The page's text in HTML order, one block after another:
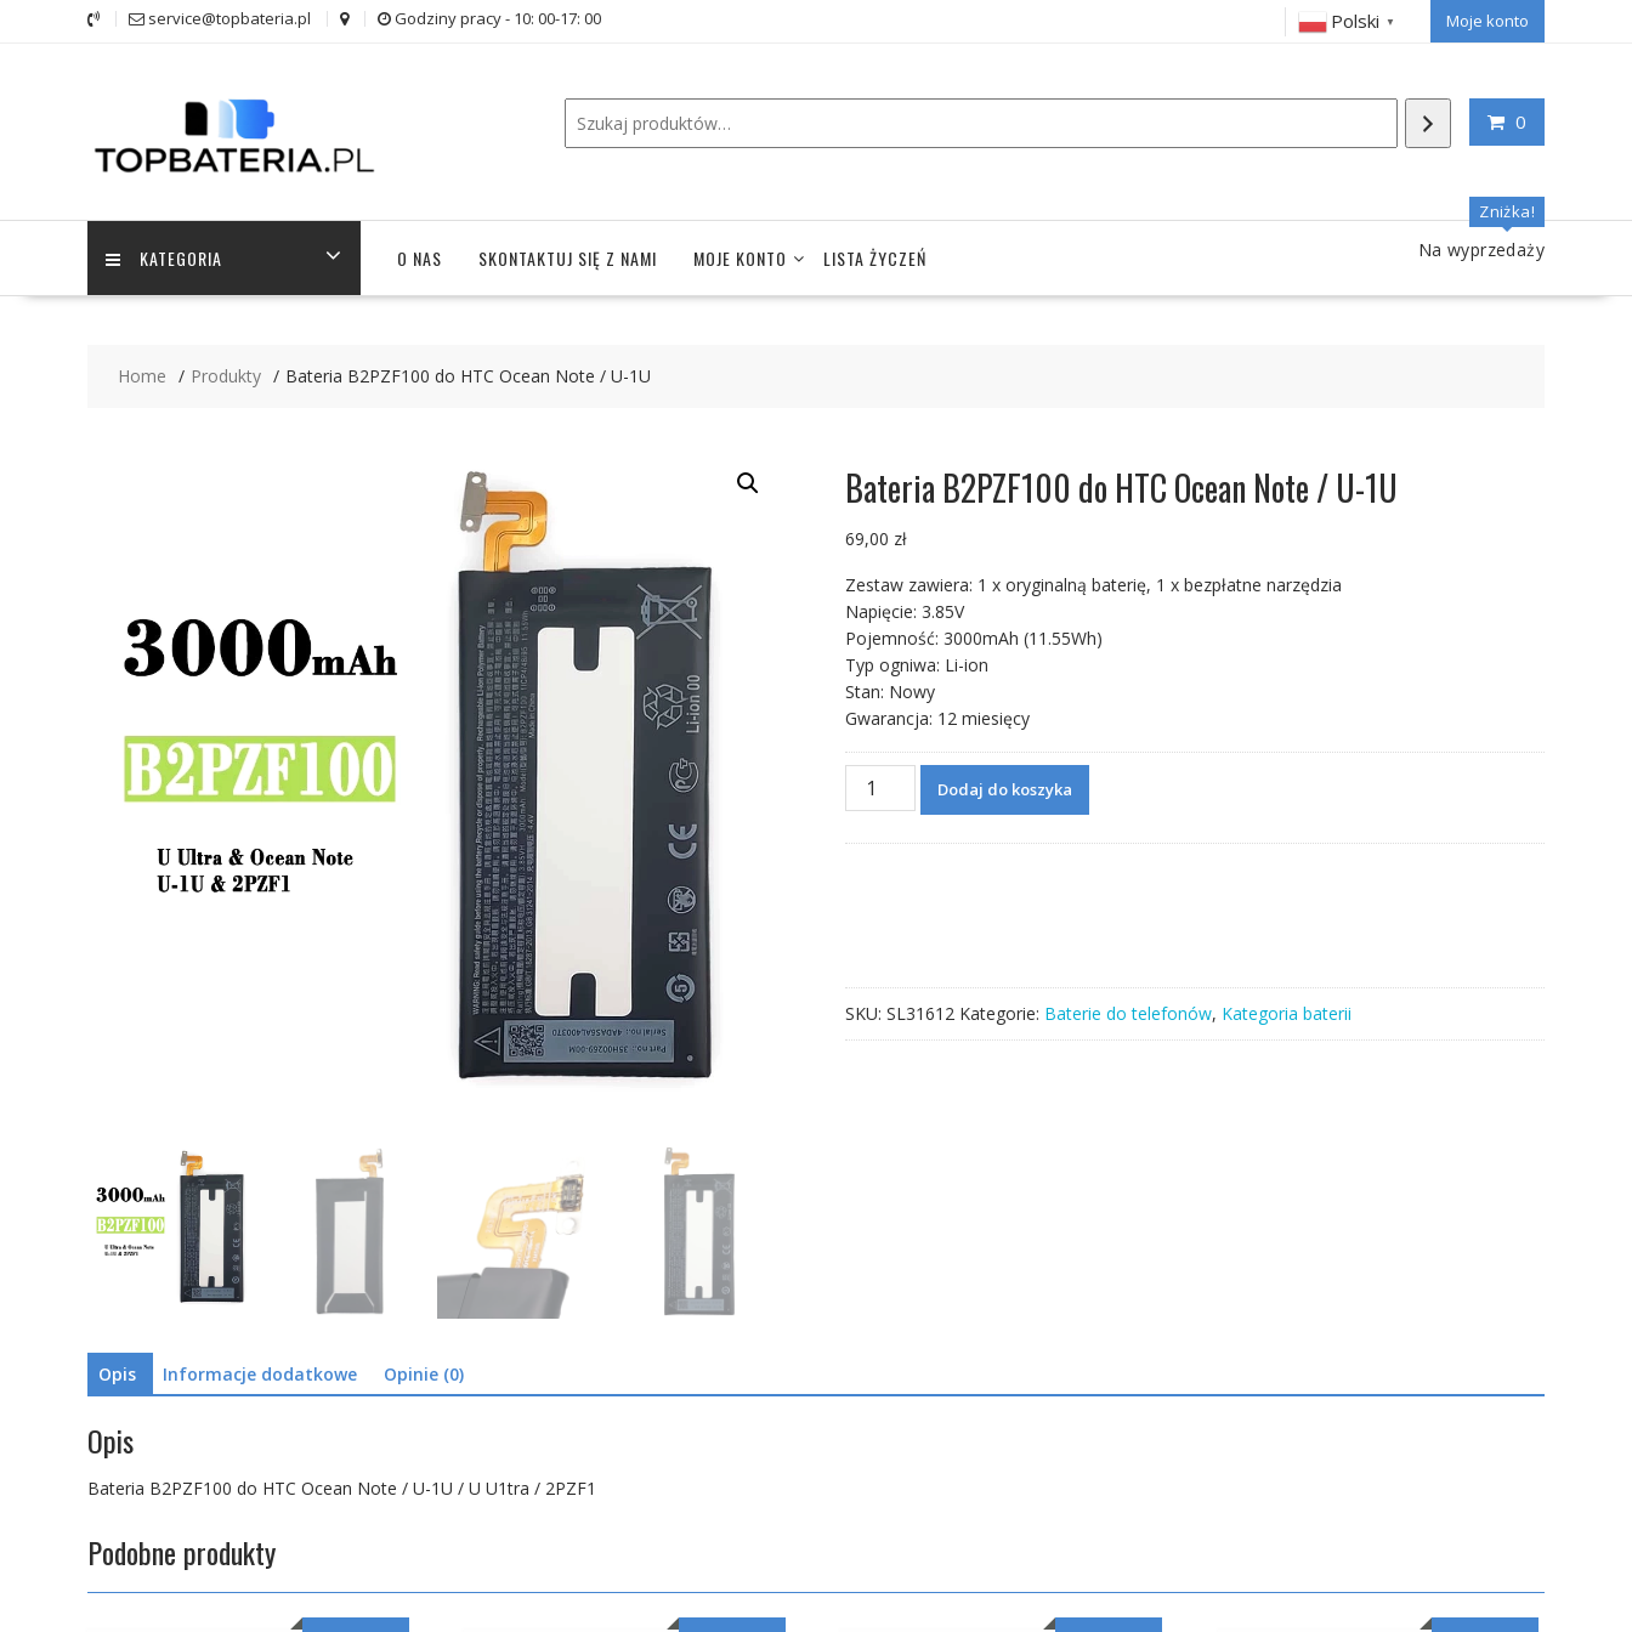
service@topbateria.pl Godziny pracy - 10: 00-17: 00 Polski ▼ Moje konto
0
KATEGORIA O NAS SKONTAKTUJ SIĘ Z NAMI MOJE KONTO LISTA ŻYCZEŃ
Zniżka!
Na wyprzedaży
Home Produkty Bateria B2PZF100 do HTC Ocean Note / U-1U
Bateria B2PZF100 do HTC Ocean Note / U-1U
69,00 zł
Zestaw zawiera: 1 x oryginalną baterię, 1 x bezpłatne narzędzia
Napięcie: 3.85V
Pojemność: 3000mAh (11.55Wh)
Typ ogniwa: Li-ion
Stan: Nowy
Gwarancja: 12 miesięcy
ilość
U-
1U
Dodaj do koszyka
SKU: SL31612 Kategorie: Baterie do telefonów, Kategoria baterii
Opis Informacje dodatkowe Opinie (0)
Opis
Bateria B2PZF100 do HTC Ocean Note / U-1U / U U1tra / 2PZF1
Podobne produkty